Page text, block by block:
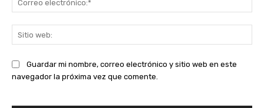
Guardar mi nombre, correo electrónico y sitio web en este
navegador la próxima vez que comente.